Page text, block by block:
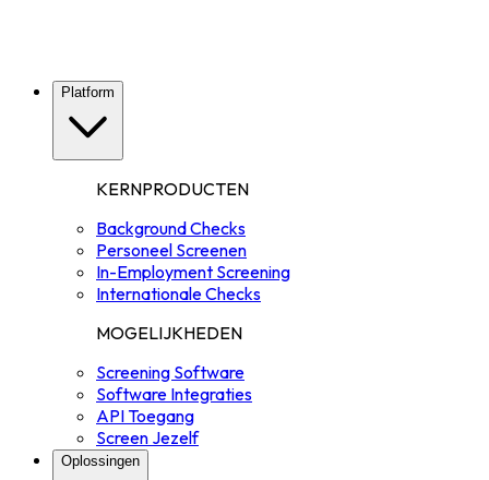
Platform
KERNPRODUCTEN
Background Checks
Personeel Screenen
In-Employment Screening
Internationale Checks
MOGELIJKHEDEN
Screening Software
Software Integraties
API Toegang
Screen Jezelf
Oplossingen